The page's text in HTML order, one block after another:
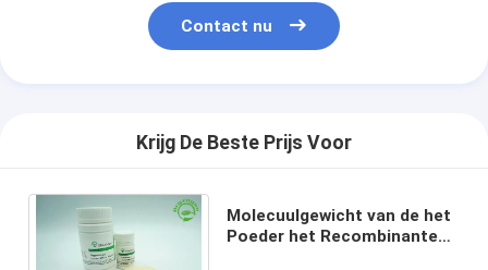
Contact nu
Krijg De Beste Prijs Voor
Molecuulgewicht van de het
Poeder het Recombinante